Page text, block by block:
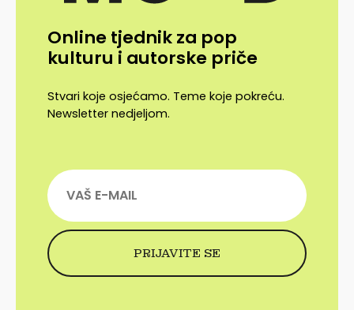
Online tjednik za pop
kulturu i autorske priče
Stvari koje osjećamo. Teme koje pokreću.
Newsletter nedjeljom.